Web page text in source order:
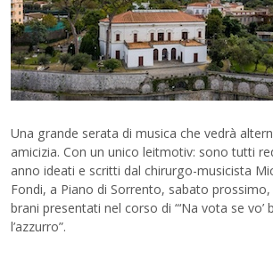
Una grande serata di musica che vedrà
amicizia. Con un unico leitmotiv: sono tutti
anno ideati e scritti dal chirurgo-musicista
Fondi, a Piano di Sorrento, sabato
brani presentati nel corso di “‘Na vota se
l’azzurro”.